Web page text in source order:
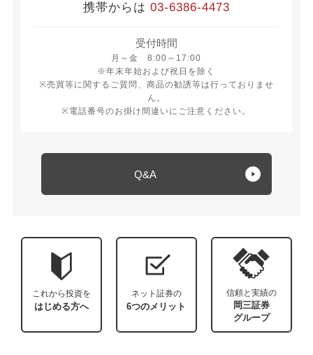
携帯からは 03-6386-4473
受付時間
月～金 8:00～17:00
月曜日から金曜日 8時から17時
※年末年始および祝日を除く
※売買等に関するご質問、商品の勧誘等は行っておりませ
ん。
※電話番号のお掛け間違いにご注意ください。
Q&A
これから投資を
はじめる方へ
ネット証券の
6つのメリット
信頼と実績の
岡三証券
グループ